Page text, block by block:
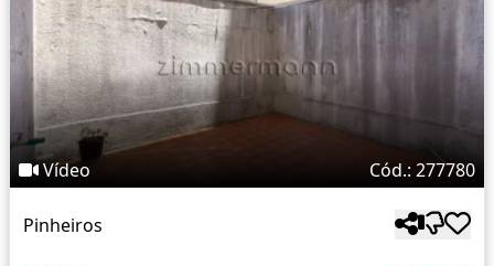
Vídeo Cód.: 277780
Pinheiros